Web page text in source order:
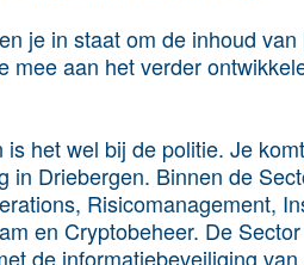
je in staat om de inhoud
mee aan het verder
het wel bij de politie. Je
in Driebergen. Binnen de
Risicomanagement,
en Cryptobeheer. De
de informatiebeveiliging